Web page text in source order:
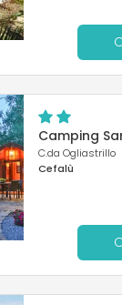
Camping
C.da Ogliastrillo
Cefalù